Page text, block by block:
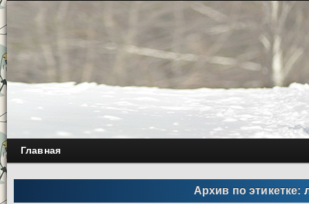
Главная
Архив по этикетке: